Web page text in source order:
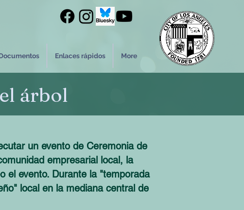
Enlaces rápidos More
árbol
un evento de Ceremonia de
empresarial local, la
el evento. Durante la "temporada
local en la mediana central de